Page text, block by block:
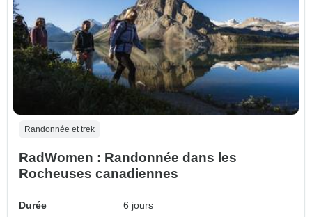
Randonnée et trek
RadWomen : Randonnée dans les
Rocheuses canadiennes
Durée
6 jours